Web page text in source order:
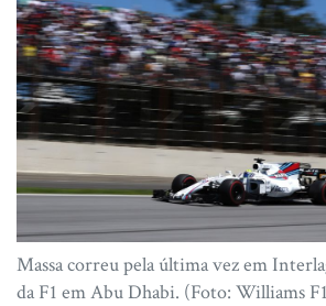
Massa correu pela última vez em
da F1 em Abu Dhabi. (Foto: Williams